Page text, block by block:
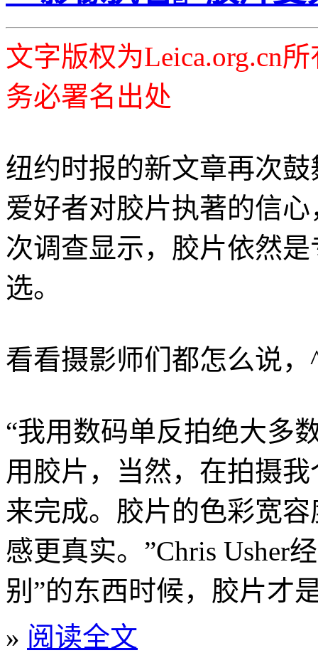
文字版权为Leica.org.cn
务必署名出处
纽约时报的新文章再次
爱好者对胶片执著的信
次调查显示，胶片依然
选。
看看摄影师们都怎么说，
“我用数码单反拍绝大多
用胶片，当然，在拍摄
来完成。胶片的色彩宽
感更真实。”Chris Usher
别”的东西时候，胶片才
» 阅读全文